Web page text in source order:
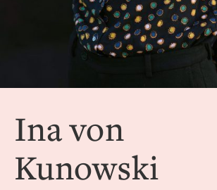
Ina von
Kunowski